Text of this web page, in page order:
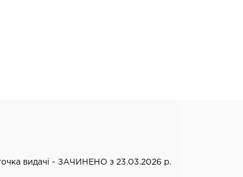
видачі - ЗАЧИНЕНО з 23.03.2026 р.